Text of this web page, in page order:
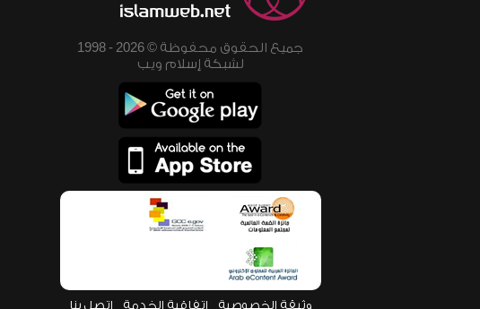
جميع الحقوق محفوظة © 2026 - 1998
لشبكة إسلام ويب
وثيقة الخصوصية اتفاقية الخدمة اتصل بنا